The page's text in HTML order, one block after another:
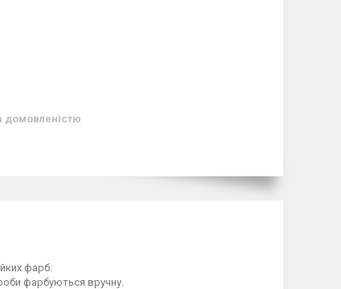
домовленістю
фарб.
фарбуються вручну.